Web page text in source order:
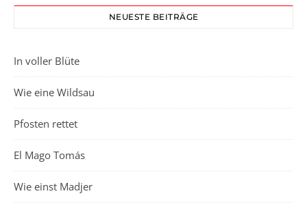
NEUESTE BEITRÄGE
In voller Blüte
Wie eine Wildsau
Pfosten rettet
El Mago Tomás
Wie einst Madjer